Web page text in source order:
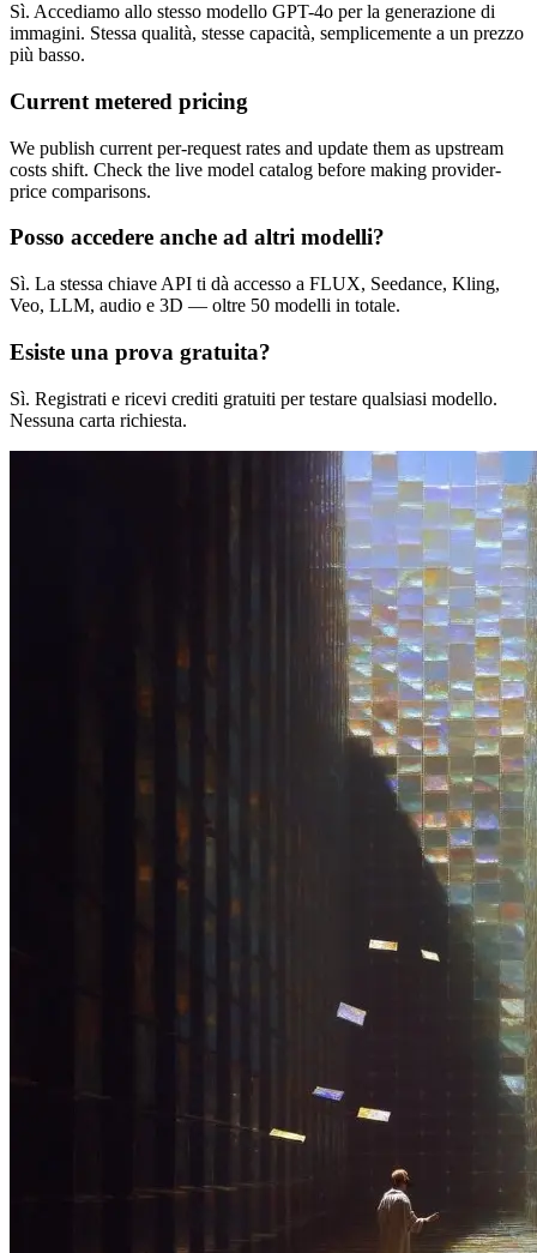
Sì. Accediamo allo stesso modello GPT-4o per la generazione di
immagini. Stessa qualità, stesse capacità, semplicemente a un prezzo
più basso.
Current metered pricing
We publish current per-request rates and update them as upstream
costs shift. Check the live model catalog before making provider-
price comparisons.
Posso accedere anche ad altri modelli?
Sì. La stessa chiave API ti dà accesso a FLUX, Seedance, Kling,
Veo, LLM, audio e 3D — oltre 50 modelli in totale.
Esiste una prova gratuita?
Sì. Registrati e ricevi crediti gratuiti per testare qualsiasi modello.
Nessuna carta richiesta.